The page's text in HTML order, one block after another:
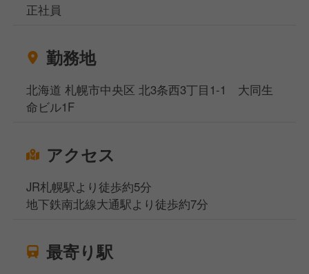
正社員
勤務地
北海道 札幌市中央区 北3条西3丁目1-1 大同生
命ビル1F
アクセス
JR札幌駅より徒歩約5分
地下鉄南北線大通駅より徒歩約7分
最寄り駅